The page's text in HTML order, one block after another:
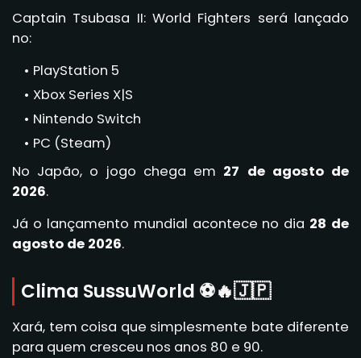
Captain Tsubasa II: World Fighters será lançado
no:
PlayStation 5
Xbox Series X|S
Nintendo Switch
PC (Steam)
No Japão, o jogo chega em 27 de agosto de
2026.
Já o lançamento mundial acontece no dia 28 de
agosto de 2026.
Clima SussuWorld ⚽🔥🇯🇵
Xará, tem coisa que simplesmente bate diferente
para quem cresceu nos anos 80 e 90.